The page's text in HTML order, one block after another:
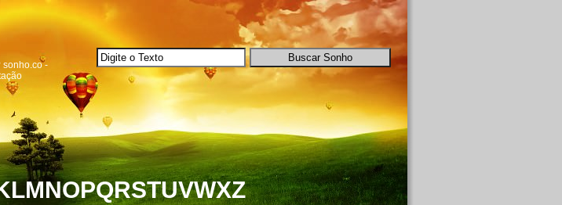
sonho.co -
LMNOPQRSTUVWXZ